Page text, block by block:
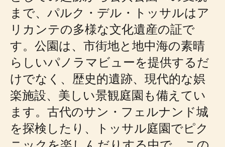
まで、パルク・デル・トッサルはア
リカンテの多様な文化遺産の証で
す。公園は、市街地と地中海の素晴
らしいパノラマビューを提供するだ
けでなく、歴史的遺跡、現代的な娯
楽施設、美しい景観庭園も備えてい
ます。古代のサン・フェルナンド城
を探検したり、トッサル庭園でピク